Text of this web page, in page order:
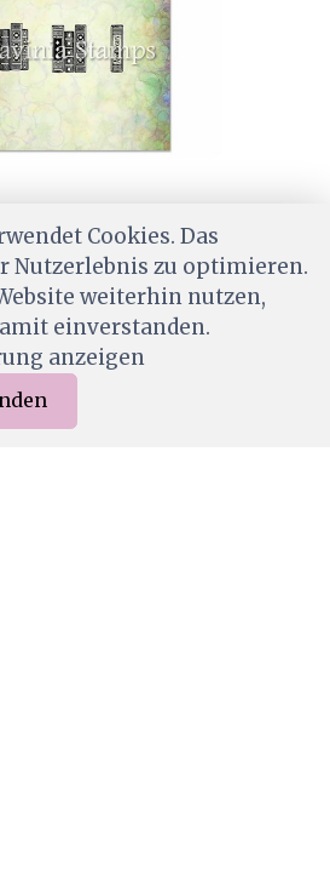
Menu
Books
Cookies. Das
Nutzerlebnis zu optimieren.
weiterhin nutzen,
einverstanden.
anzeigen